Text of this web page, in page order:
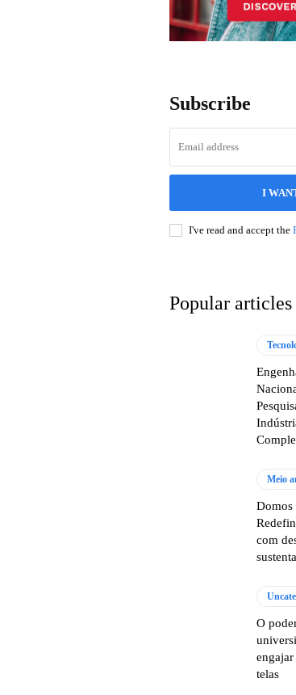
Subscribe
I
I've read and accept the
Popular articles
Meio
Domos
com
O
engajar
telas